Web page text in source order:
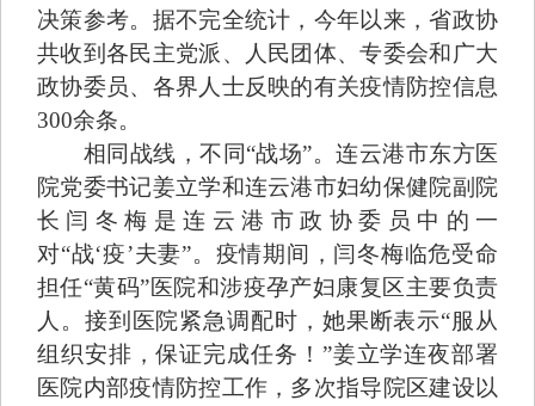
决策参考。据不完全统计，今年以来，省政协
共收到各民主党派、人民团体、专委会和广大
政协委员、各界人士反映的有关疫情防控信息
300余条。
相同战线，不同“战场”。连云港市东方医
院党委书记姜立学和连云港市妇幼保健院副院
长闫冬梅是连云港市政协委员中的一
对“战‘疫’夫妻”。疫情期间，闫冬梅临危受命
担任“黄码”医院和涉疫孕产妇康复区主要负责
人。接到医院紧急调配时，她果断表示“服从
组织安排，保证完成任务！”姜立学连夜部署
医院内部疫情防控工作，多次指导院区建设以